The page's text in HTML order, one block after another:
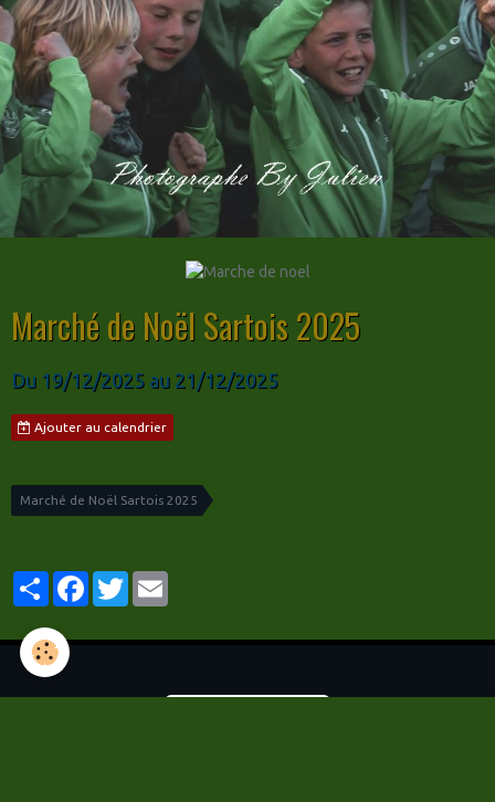
Marché de Noël Sartois 2025
Du 19/12/2025 au 21/12/2025
Ajouter au calendrier
Marché de Noël Sartois 2025
PartagerFacebook
Twitter